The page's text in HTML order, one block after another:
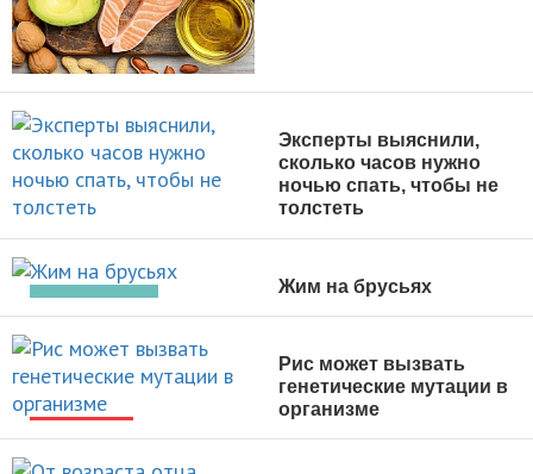
НОВОСТИ
НОВОСТИ
Эксперты выяснили,
сколько часов нужно
ночью спать, чтобы не
толстеть
Жим на брусьях
НОВОСТИ
Рис может вызвать
генетические мутации в
организме